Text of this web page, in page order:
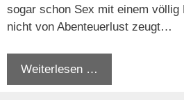
sogar schon Sex mit einem völlig
nicht von Abenteuerlust zeugt…
Weiterlesen …